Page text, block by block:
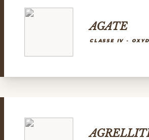
AGATE
CLASSE IV -